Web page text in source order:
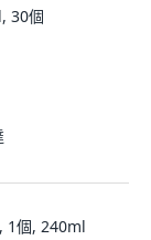
30個
1個, 240ml